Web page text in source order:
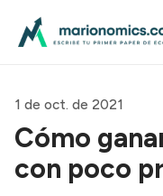
1 de oct. de 2021
Cómo
con poco